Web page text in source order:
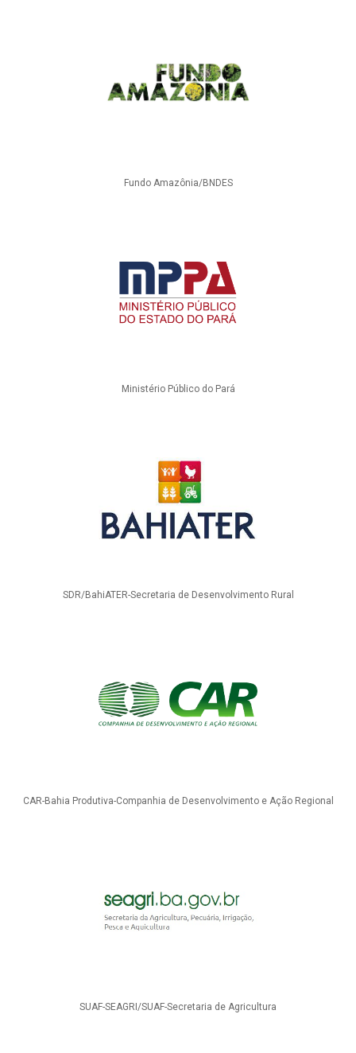
Fundo Amazônia/BNDES
Ministério Público do Pará
SDR/BahiATER-Secretaria de Desenvolvimento Rural
CAR-Bahia Produtiva-Companhia de Desenvolvimento e Ação Regional
SUAF-SEAGRI/SUAF-Secretaria de Agricultura